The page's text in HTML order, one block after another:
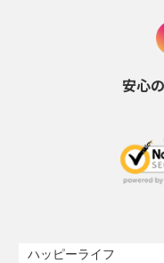
安心
ハッピーライフ